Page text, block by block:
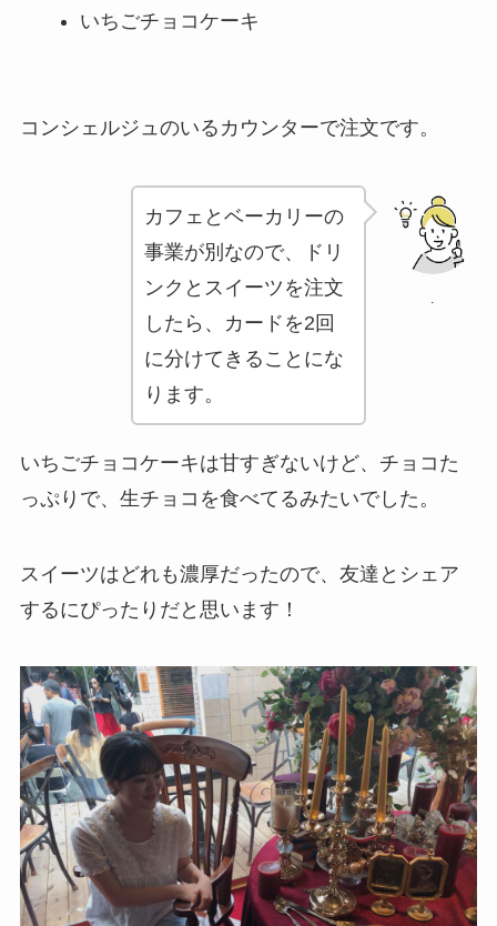
いちごチョコケーキ
コンシェルジュのいるカウンターで注文です。
カフェとベーカリーの
事業が別なので、ドリ
ンクとスイーツを注文
したら、カードを2回
に分けてきることにな
ります。
いちごチョコケーキは甘すぎないけど、チョコた
っぷりで、生チョコを食べてるみたいでした。
スイーツはどれも濃厚だったので、友達とシェア
するにぴったりだと思います！